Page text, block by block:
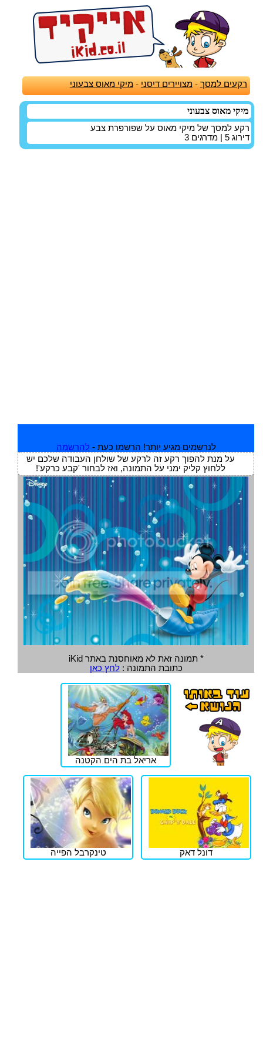
רקעים למסך -מצויירים דיסני -מיקי מאוס צבעוני
מיקי מאוס צבעוני
רקע למסך של מיקי מאוס על שפורפרת צבע
דירוג 5 | מדרגים 3
לנרשמים מגיע יותר! הרשמו כעת - להרשמה
על מנת להפוך רקע זה לרקע של שולחן העבודה שלכם יש
ללחוץ קליק ימני על התמונה, ואז לבחור 'קבע כרקע'!
* תמונה זאת לא מאוחסנת באתר iKid
כתובת התמונה :לחץ כאן
אריאל בת הים הקטנה
דונל דאק טינקרבל הפייה